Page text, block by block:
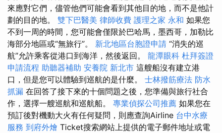
來應對它們，儘管他們可能會看到其他目的地，而不是他計
劃的目的地。 雙下巴醫美 律師收費 護理之家 永和 如果您
不到一周的時間，您可能會僅限於巴哈馬，墨西哥，加勒比
海部分地區或“無旅行”。 新北地區台胞證申請 “消失的巡
航”允許乘客從港口到海洋，然後返回。 龍潭眼科 杜拜簽證
申請流程 助聽器補助 安養院 新北市 這艘船沒有建立港
口，但是您可以體驗到巡航的是什麼。 士林撥筋療法 防水
抓漏 在回答了接下來的十個問題之後，您準備與旅行社合
作，選擇一艘巡航和巡航船。 專業偵探公司推薦 如果您在
預訂後對機動大火有任何疑問，則應查詢Airline 台中水療
服務 到府外燴 Ticket搜索網站上提供的電子郵件地址或電